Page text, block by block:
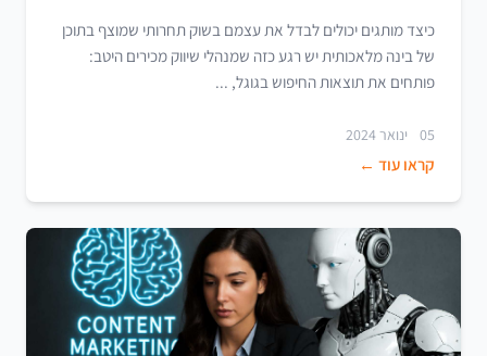
כיצד מותגים יכולים לבדל את עצמם בשוק תחרותי שמוצף בתוכן
של בינה מלאכותית יש רגע כזה שמנהלי שיווק מכירים היטב:
פותחים את תוצאות החיפוש בגוגל, ...
05 ינואר 2024
קראו עוד ←